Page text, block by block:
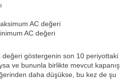
AC değeri
AC değeri
değeri göstergenin son 10 periyottaki
ve bununla birlikte mevcut kapanış
daha düşükse, bu kez de şu